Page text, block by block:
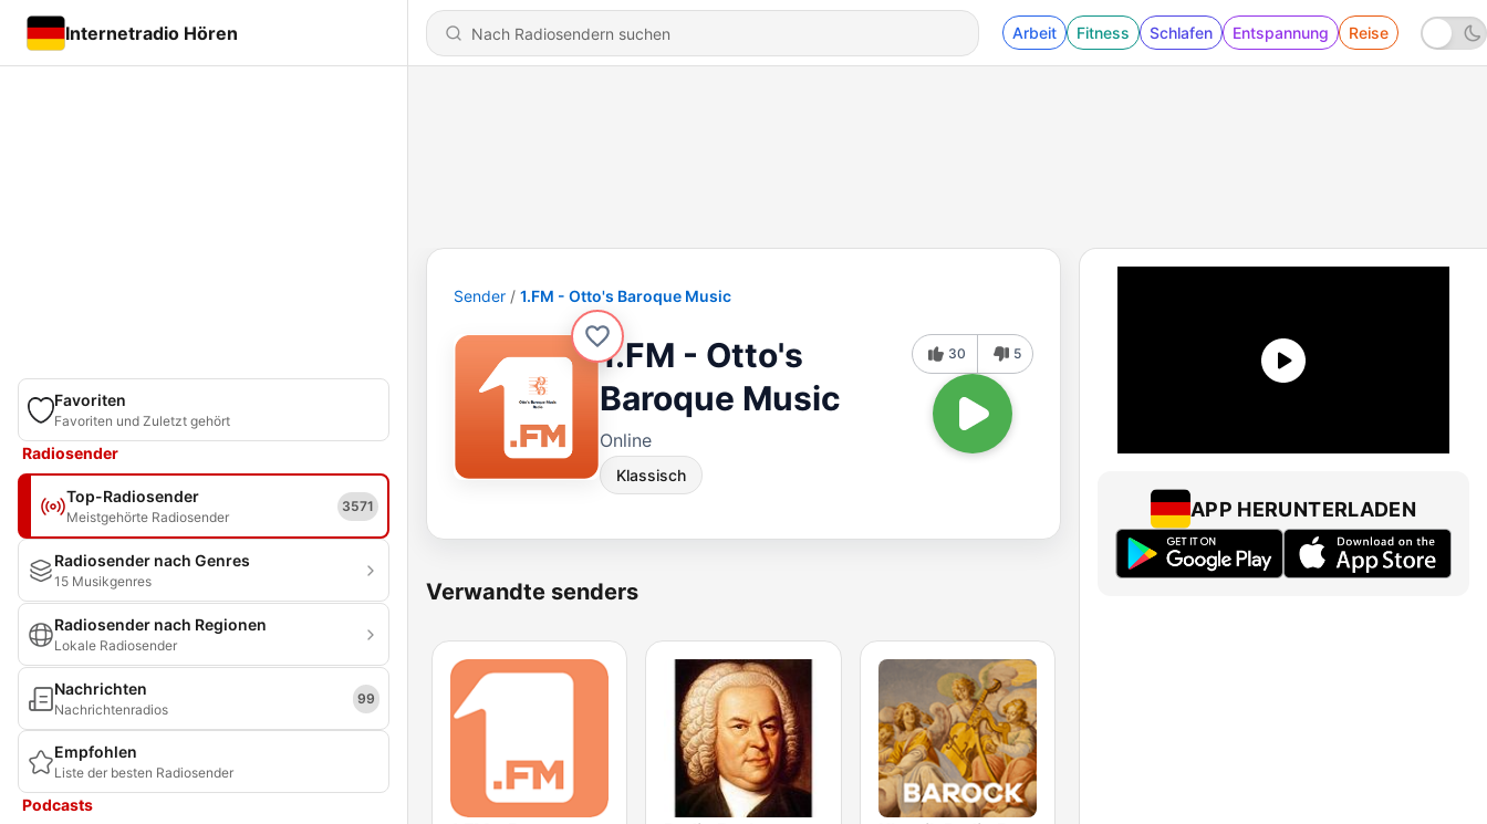
Internetradio Hören Arbeit Fitness Schlafen Entspannung Reise
Favoriten
Favoriten und Zuletzt gehört
Radiosender
Top-Radiosender
Meistgehörte Radiosender
3571
Radiosender nach Genres
15 Musikgenres
Radiosender nach Regionen
Lokale Radiosender
Nachrichten
Nachrichtenradios
99
Empfohlen
Liste der besten Radiosender
Podcasts
Sender 1.FM - Otto's Baroque Music
1.FM - Otto's
Baroque Music
Online
Klassisch
30 5
Verwandte senders
APP HERUNTERLADEN